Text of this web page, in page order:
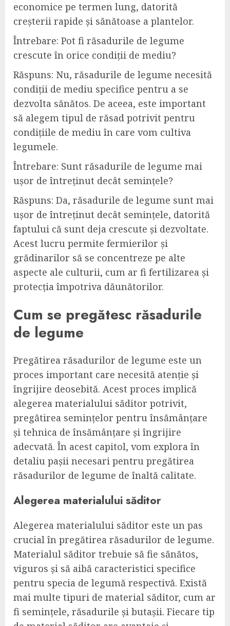
economice pe termen lung, datorită
creșterii rapide și sănătoase a plantelor.
Întrebare: Pot fi răsadurile de legume
crescute în orice condiții de mediu?
Răspuns: Nu, răsadurile de legume necesită
condiții de mediu specifice pentru a se
dezvolta sănătos. De aceea, este important
să alegem tipul de răsad potrivit pentru
condițiile de mediu în care vom cultiva
legumele.
Întrebare: Sunt răsadurile de legume mai
ușor de întreținut decât semințele?
Răspuns: Da, răsadurile de legume sunt mai
ușor de întreținut decât semințele, datorită
faptului că sunt deja crescute și dezvoltate.
Acest lucru permite fermierilor și
grădinarilor să se concentreze pe alte
aspecte ale culturii, cum ar fi fertilizarea și
protecția împotriva dăunătorilor.
Cum se pregătesc răsadurile
de legume
Pregătirea răsadurilor de legume este un
proces important care necesită atenție și
îngrijire deosebită. Acest proces implică
alegerea materialului săditor potrivit,
pregătirea semințelor pentru însămânțare
și tehnica de însămânțare și îngrijire
adecvată. În acest capitol, vom explora în
detaliu pașii necesari pentru pregătirea
răsadurilor de legume de înaltă calitate.
Alegerea materialului săditor
Alegerea materialului săditor este un pas
crucial în pregătirea răsadurilor de legume.
Materialul săditor trebuie să fie sănătos,
viguros și să aibă caracteristici specifice
pentru specia de legumă respectivă. Există
mai multe tipuri de material săditor, cum ar
fi semințele, răsadurile și butașii. Fiecare tip